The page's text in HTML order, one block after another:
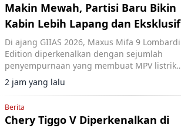
Makin Mewah, Partisi Baru Bikin
Kabin Lebih Lapang dan Eksklusif
Di ajang GIIAS 2026, Maxus Mifa 9 Lombardi
Edition diperkenalkan dengan sejumlah
penyempurnaan yang membuat MPV listrik
premium ini terasa semakin eksklusif.
2 jam yang lalu
Berita
Chery Tiggo V Diperkenalkan di